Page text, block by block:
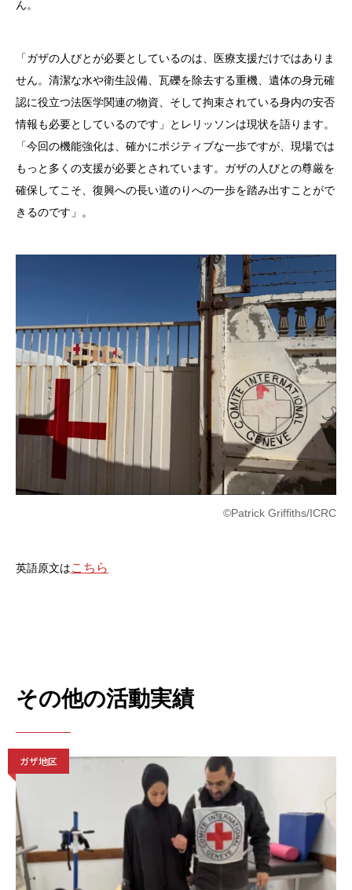
ん。
「ガザの人びとが必要としているのは、医療支援だけではありま
せん。清潔な水や衛生設備、瓦礫を除去する重機、遺体の身元確
認に役立つ法医学関連の物資、そして拘束されている身内の安否
情報も必要としているのです」とレリッソンは現状を語ります。
「今回の機能強化は、確かにポジティブな一歩ですが、現場では
もっと多くの支援が必要とされています。ガザの人びとの尊厳を
確保してこそ、復興への長い道のりへの一歩を踏み出すことがで
きるのです」。
©Patrick Griffiths/ICRC
英語原文はこちら
その他の活動実績
ガザ地区